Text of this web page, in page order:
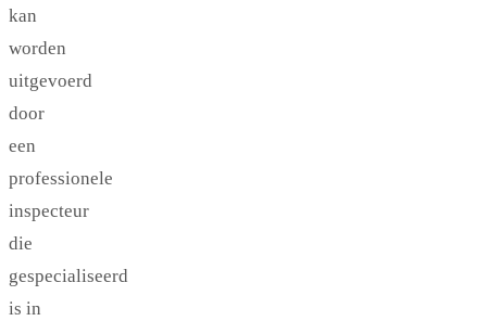
kan
worden
uitgevoerd
door
een
professionele
inspecteur
die
gespecialiseerd
is in